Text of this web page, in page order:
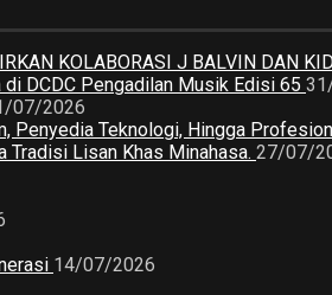
KOLABORASI J BALVIN DAN
DCDC Pengadilan Musik Edisi 65
07/2026
Teknologi, Hingga
Tradisi Lisan Khas Minahasa. 27/07/
14/07/2026